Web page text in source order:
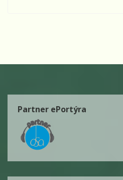
Partner ePortýra